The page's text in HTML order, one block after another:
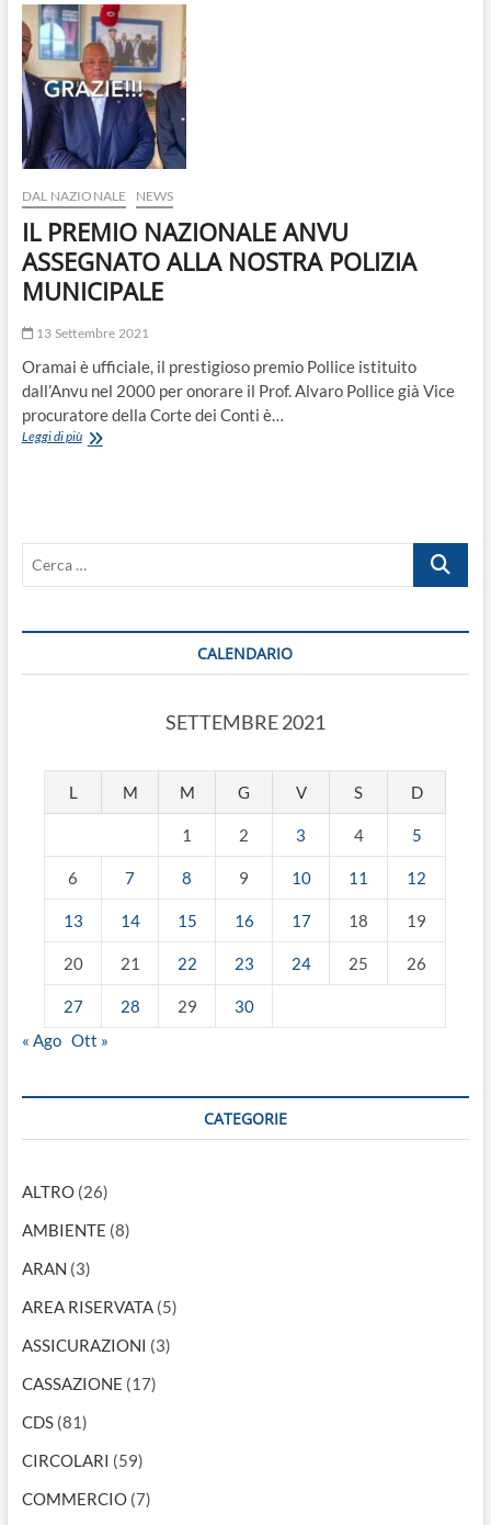
MATERIA
DI
STUPEFACENTI
(ARTICOLO
103
DEL
T.U.
309/1990)
DAL NAZIONALE NEWS
IL PREMIO NAZIONALE ANVU
ASSEGNATO ALLA NOSTRA POLIZIA
MUNICIPALE
13 Settembre 2021
Oramai è ufficiale, il prestigioso premio Pollice istituito
dall’Anvu nel 2000 per onorare il Prof. Alvaro Pollice già Vice
procuratore della Corte dei Conti è…
Leggi di piùIL
POLIZIA
Cerca
CALENDARIO
SETTEMBRE 2021
L M M G V S D
1 2 3 4 5
6 7 8 9 10 11 12
13 14 15 16 17 18 19
20 21 22 23 24 25 26
27 28 29
30
« Ago Ott »
CATEGORIE
ALTRO(26)
AMBIENTE (8)
ARAN (3)
AREA RISERVATA(5)
ASSICURAZIONI (3)
CASSAZIONE (17)
CDS(81)
CIRCOLARI (59)
COMMERCIO(7)